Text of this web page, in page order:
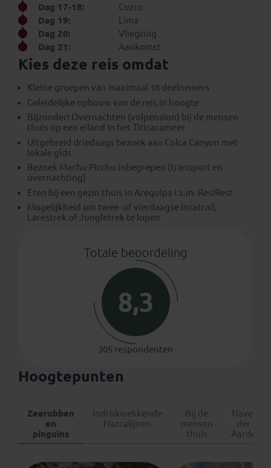
Dag 17-18:
Cuzco
Dag 19:
Lima
Dag 20:
Vliegtuig
Dag 21:
Aankomst
Kies deze reis omdat
Kleine groepen van maximaal 18 deelnemers
Geleidelijke opbouw van de reis in hoogte
Bijzonder! Overnachten (volpension) bij de mensen
thuis op een eiland in het Titicacameer
Uitgebreid driedaags bezoek aan Colca Canyon met
lokale gids
Bezoek Machu Picchu inbegrepen (transport en
overnachting)
Eten bij een gezin thuis in Arequipa i.s.m. ResiRest
Mogelijkheid om twee- of vierdaagse Incatrail,
Larestrek of Jungletrek te lopen
Totale beoordeling
8,3
305 respondenten
Hoogtepunten
Zeerobben
en
pinguïns
Indrukwekkende
Nazcalijnen
Bij de
mensen
thuis
Navel
der
Aarde